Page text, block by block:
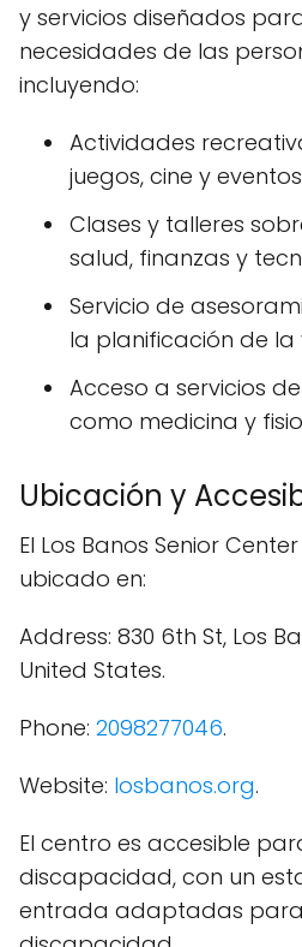
y servicios diseñados
necesidades de las
incluyendo:
Actividades
juegos, cine y
Clases y talleres
salud, finanzas y
Servicio de
la planificación de la
Acceso a servicios
como medicina y
Ubicación y
El Los Banos Senior
ubicado en:
Address: 830 6th St, Los
United States.
Phone: 2098277046.
Website: losbanos.org.
El centro es accesible
discapacidad, con un
entrada adaptadas